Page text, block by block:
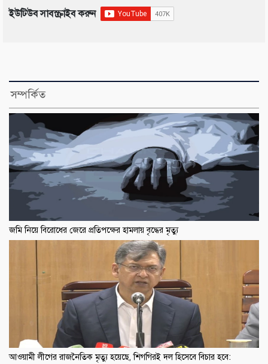
ইউটিউব সাবস্ক্রাইব করুন
সম্পর্কিত
জমি নিয়ে বিরোধের জেরে প্রতিপক্ষের হামলায় বৃদ্ধের মৃত্যু
আওয়ামী লীগের রাজনৈতিক মৃত্যু হয়েছে, শিগগিরই দল হিসেবে বিচার হবে: